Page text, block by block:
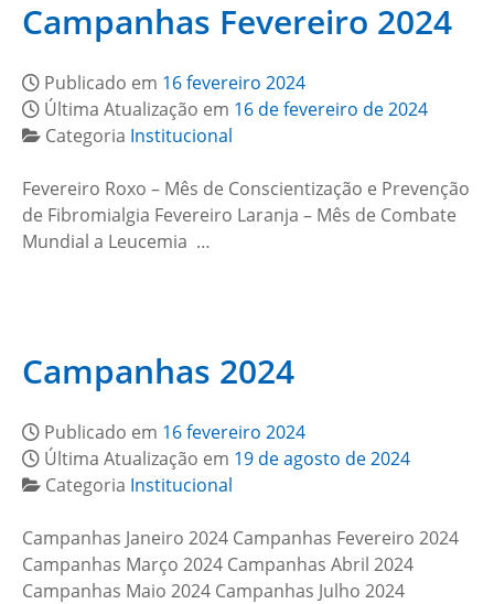
Campanhas Fevereiro 2024
Publicado em 16 fevereiro 2024
Última Atualização em 16 de fevereiro de 2024
Categoria Institucional
Fevereiro Roxo – Mês de Conscientização e Prevenção
de Fibromialgia Fevereiro Laranja – Mês de Combate
Mundial a Leucemia …
Campanhas 2024
Publicado em 16 fevereiro 2024
Última Atualização em 19 de agosto de 2024
Categoria Institucional
Campanhas Janeiro 2024 Campanhas Fevereiro 2024
Campanhas Março 2024 Campanhas Abril 2024
Campanhas Maio 2024 Campanhas Julho 2024